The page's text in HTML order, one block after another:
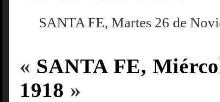
SANTA FE, Martes 26 de
« SANTA FE,
1918 »